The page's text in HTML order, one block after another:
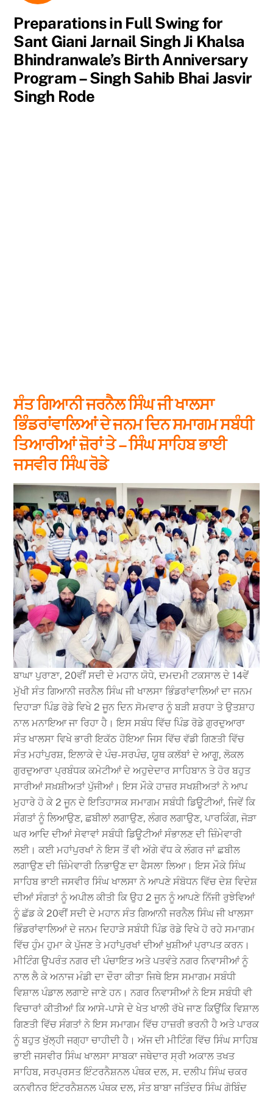
Preparations in Full Swing for
Sant Giani Jarnail Singh Ji Khalsa
Bhindranwale’s Birth Anniversary
Program – Singh Sahib Bhai Jasvir
Singh Rode
ਸੰਤ ਗਿਆਨੀ ਜਰਨੈਲ ਸਿੰਘ ਜੀ ਖਾਲਸਾ
ਭਿੰਡਰਾਂਵਾਲਿਆਂ ਦੇ ਜਨਮ ਦਿਨ ਸਮਾਗਮ ਸਬੰਧੀ
ਤਿਆਰੀਆਂ ਜ਼ੋਰਾਂ ਤੇ – ਸਿੰਘ ਸਾਹਿਬ ਭਾਈ
ਜਸਵੀਰ ਸਿੰਘ ਰੋਡੇ
ਬਾਘਾ ਪੁਰਾਣਾ, 20ਵੀਂ ਸਦੀ ਦੇ ਮਹਾਨ ਯੋਧੇ, ਦਮਦਮੀ ਟਕਸਾਲ ਦੇ 14ਵੇਂ
ਮੁੱਖੀ ਸੰਤ ਗਿਆਨੀ ਜਰਨੈਲ ਸਿੰਘ ਜੀ ਖਾਲਸਾ ਭਿੰਡਰਾਂਵਾਲਿਆਂ ਦਾ ਜਨਮ
ਦਿਹਾੜਾ ਪਿੰਡ ਰੋਡੇ ਵਿਖੇ 2 ਜੂਨ ਦਿਨ ਸੋਮਵਾਰ ਨੂੰ ਬੜੀ ਸ਼ਰਧਾ ਤੇ ਉਤਸ਼ਾਹ
ਨਾਲ ਮਨਾਇਆ ਜਾ ਰਿਹਾ ਹੈ। ਇਸ ਸਬੰਧ ਵਿੱਚ ਪਿੰਡ ਰੋਡੇ ਗੁਰਦੁਆਰਾ
ਸੰਤ ਖਾਲਸਾ ਵਿਖੇ ਭਾਰੀ ਇਕੱਠ ਹੋਇਆ ਜਿਸ ਵਿੱਚ ਵੱਡੀ ਗਿਣਤੀ ਵਿੱਚ
ਸੰਤ ਮਹਾਂਪੁਰਸ਼, ਇਲਾਕੇ ਦੇ ਪੰਚ-ਸਰਪੰਚ, ਯੂਥ ਕਲੱਬਾਂ ਦੇ ਆਗੂ, ਲੋਕਲ
ਗੁਰਦੁਆਰਾ ਪ੍ਰਬੰਧਕ ਕਮੇਟੀਆਂ ਦੇ ਅਹੁਦੇਦਾਰ ਸਾਹਿਬਾਨ ਤੇ ਹੋਰ ਬਹੁਤ
ਸਾਰੀਆਂ ਸਖ਼ਸ਼ੀਅਤਾਂ ਪੁੱਜੀਆਂ। ਇਸ ਮੌਕੇ ਹਾਜ਼ਰ ਸਖਸ਼ੀਅਤਾਂ ਨੇ ਆਪ
ਮੁਹਾਰੇ ਹੋ ਕੇ 2 ਜੂਨ ਦੇ ਇਤਿਹਾਸਕ ਸਮਾਗਮ ਸਬੰਧੀ ਡਿਊਟੀਆਂ, ਜਿਵੇਂ ਕਿ
ਸੰਗਤਾਂ ਨੂੰ ਲਿਆਉਣ, ਛਬੀਲਾਂ ਲਗਾਉਣ, ਲੰਗਰ ਲਗਾਉਣ, ਪਾਰਕਿੰਗ, ਜੋੜਾ
ਘਰ ਆਦਿ ਦੀਆਂ ਸੇਵਾਵਾਂ ਸਬੰਧੀ ਡਿਊਟੀਆਂ ਸੰਭਾਲਣ ਦੀ ਜ਼ਿੰਮੇਵਾਰੀ
ਲਈ। ਕਈ ਮਹਾਂਪੁਰਖਾਂ ਨੇ ਇਸ ਤੋਂ ਵੀ ਅੱਗੇ ਵੱਧ ਕੇ ਲੰਗਰ ਜਾਂ ਛਬੀਲ
ਲਗਾਉਣ ਦੀ ਜ਼ਿੰਮੇਵਾਰੀ ਨਿਭਾਉਣ ਦਾ ਫੈਸਲਾ ਲਿਆ। ਇਸ ਮੌਕੇ ਸਿੰਘ
ਸਾਹਿਬ ਭਾਈ ਜਸਵੀਰ ਸਿੰਘ ਖਾਲਸਾ ਨੇ ਆਪਣੇ ਸੰਬੋਧਨ ਵਿੱਚ ਦੇਸ਼ ਵਿਦੇਸ਼
ਦੀਆਂ ਸੰਗਤਾਂ ਨੂੰ ਅਪੀਲ ਕੀਤੀ ਕਿ ਉਹ 2 ਜੂਨ ਨੂੰ ਆਪਣੇ ਨਿੱਜੀ ਰੁਝੇਵਿਆਂ
ਨੂੰ ਛੱਡ ਕੇ 20ਵੀਂ ਸਦੀ ਦੇ ਮਹਾਨ ਸੰਤ ਗਿਆਨੀ ਜਰਨੈਲ ਸਿੰਘ ਜੀ ਖਾਲਸਾ
ਭਿੰਡਰਾਂਵਾਲਿਆਂ ਦੇ ਜਨਮ ਦਿਹਾੜੇ ਸਬੰਧੀ ਪਿੰਡ ਰੋਡੇ ਵਿਖੇ ਹੋ ਰਹੇ ਸਮਾਗਮ
ਵਿੱਚ ਹੁੰਮ ਹੁਮਾ ਕੇ ਪੁੱਜਣ ਤੇ ਮਹਾਂਪੁਰਖਾਂ ਦੀਆਂ ਖੁਸ਼ੀਆਂ ਪ੍ਰਾਪਤ ਕਰਨ।
ਮੀਟਿੰਗ ਉਪਰੰਤ ਨਗਰ ਦੀ ਪੰਚਾਇਤ ਅਤੇ ਪਤਵੰਤੇ ਨਗਰ ਨਿਵਾਸੀਆਂ ਨੂੰ
ਨਾਲ ਲੈ ਕੇ ਅਨਾਜ ਮੰਡੀ ਦਾ ਦੌਰਾ ਕੀਤਾ ਜਿਥੇ ਇਸ ਸਮਾਗਮ ਸਬੰਧੀ
ਵਿਸ਼ਾਲ ਪੰਡਾਲ ਲਗਾਏ ਜਾਣੇ ਹਨ। ਨਗਰ ਨਿਵਾਸੀਆਂ ਨੇ ਇਸ ਸਬੰਧੀ ਵੀ
ਵਿਚਾਰਾਂ ਕੀਤੀਆਂ ਕਿ ਆਸੇ-ਪਾਸੇ ਦੇ ਖੇਤ ਖਾਲੀ ਰੱਖੇ ਜਾਣ ਕਿਉਂਕਿ ਵਿਸ਼ਾਲ
ਗਿਣਤੀ ਵਿੱਚ ਸੰਗਤਾਂ ਨੇ ਇਸ ਸਮਾਗਮ ਵਿੱਚ ਹਾਜ਼ਰੀ ਭਰਨੀ ਹੈ ਅਤੇ ਪਾਰਕ
ਨੂੰ ਬਹੁਤ ਖੁੱਲ੍ਹੀ ਜਗ੍ਹਾ ਚਾਹੀਦੀ ਹੈ। ਅੱਜ ਦੀ ਮੀਟਿੰਗ ਵਿੱਚ ਸਿੰਘ ਸਾਹਿਬ
ਭਾਈ ਜਸਵੀਰ ਸਿੰਘ ਖਾਲਸਾ ਸਾਬਕਾ ਜਥੇਦਾਰ ਸ੍ਰੀ ਅਕਾਲ ਤਖਤ
ਸਾਹਿਬ, ਸਰਪ੍ਰਸਤ ਇੰਟਰਨੈਸ਼ਨਲ ਪੰਥਕ ਦਲ, ਸ. ਦਲੀਪ ਸਿੰਘ ਚਕਰ
ਕਨਵੀਨਰ ਇੰਟਰਨੈਸ਼ਨਲ ਪੰਥਕ ਦਲ, ਸੰਤ ਬਾਬਾ ਜਤਿੰਦਰ ਸਿੰਘ ਗੋਬਿੰਦ